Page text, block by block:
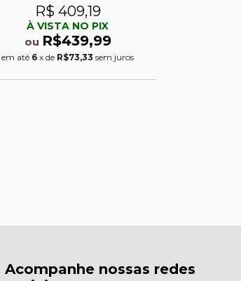
R$ 409,19
À VISTA NO PIX
ou R$439,99
em até 6 x de R$73,33 sem juros
Acompanhe nossas redes